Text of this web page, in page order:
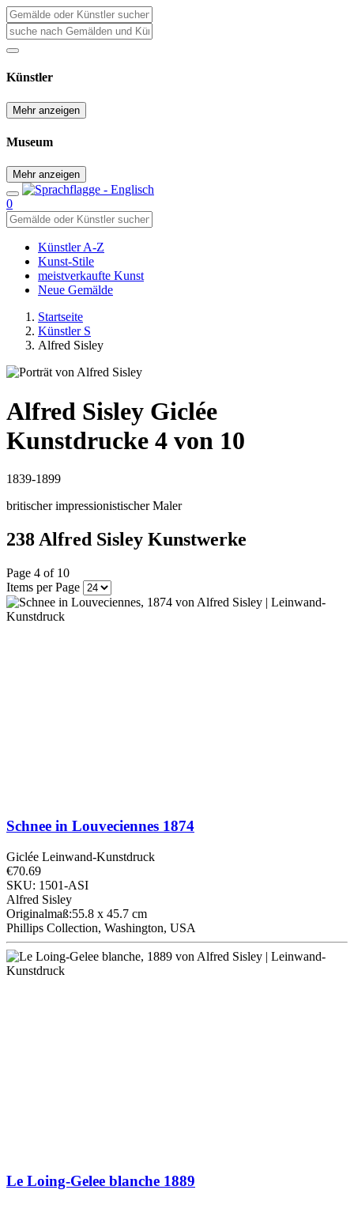
Künstler
Mehr anzeigen
Museum
Mehr anzeigen
0
Künstler A-Z
Kunst-Stile
meistverkaufte Kunst
Neue Gemälde
Startseite
Künstler S
Alfred Sisley
Alfred Sisley Giclée
Kunstdrucke 4 von 10
1839-1899
britischer impressionistischer Maler
238 Alfred Sisley Kunstwerke
Page 4 of 10
Items per Page
Schnee in Louveciennes 1874
Giclée Leinwand-Kunstdruck
€70.69
SKU: 1501-ASI
Alfred Sisley
Originalmaß:55.8 x 45.7 cm
Phillips Collection, Washington, USA
Le Loing-Gelee blanche 1889